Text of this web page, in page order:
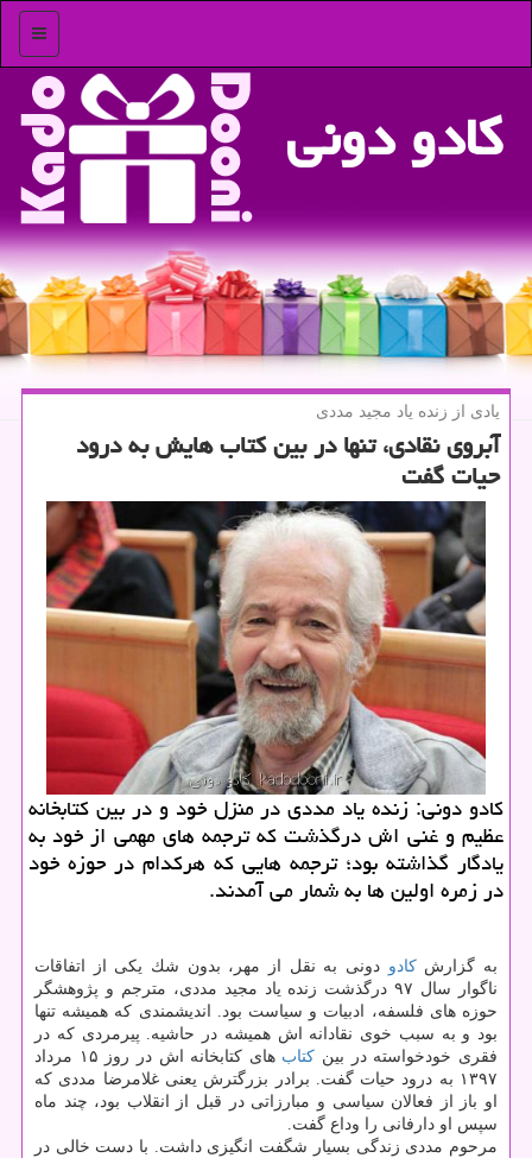
منو
كادو دونی
یادی از زنده یاد مجید مددی
آبروی نقادی، تنها در بین كتاب هایش به درود
حیات گفت
كادو دونی: زنده یاد مددی در منزل خود و در بین كتابخانه
عظیم و غنی اش درگذشت كه ترجمه های مهمی از خود به
یادگار گذاشته بود؛ ترجمه هایی كه هركدام در حوزه خود
در زمره اولین ها به شمار می آمدند.
به گزارشكادو دونی به نقل از مهر، بدون شك یكی از اتفاقات
ناگوار سال ۹۷ درگذشت زنده یاد مجید مددی، مترجم و پژوهشگر
حوزه های فلسفه، ادبیات و سیاست بود. اندیشمندی كه همیشه تنها
بود و به سبب خوی نقادانه اش همیشه در حاشیه. پیرمردی كه در
فقری خودخواسته در بین كتاب
های كتابخانه اش در روز ۱۵ مرداد
۱۳۹۷ به درود حیات گفت. برادر بزرگترش یعنی غلامرضا مددی كه
او باز از فعالان سیاسی و مبارزاتی در قبل از انقلاب بود، چند ماه
سپس او دارفانی را وداع گفت.
مرحوم مددی زندگی بسیار شگفت انگیزی داشت. با دست خالی در